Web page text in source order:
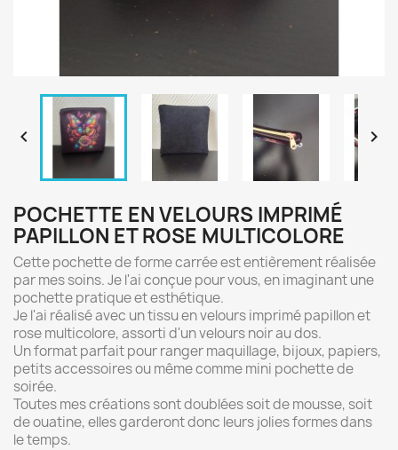
 
POCHETTE EN VELOURS IMPRIMÉ
PAPILLON ET ROSE MULTICOLORE
Cette pochette de forme carrée est entièrement réalisée
par mes soins. Je l'ai conçue pour vous, en imaginant une
pochette pratique et esthétique.
Je l'ai réalisé avec un tissu en velours imprimé papillon et
rose multicolore, assorti d'un velours noir au dos.
Un format parfait pour ranger maquillage, bijoux, papiers,
petits accessoires ou même comme mini pochette de
soirée.
Toutes mes créations sont doublées soit de mousse, soit
de ouatine, elles garderont donc leurs jolies formes dans
le temps.